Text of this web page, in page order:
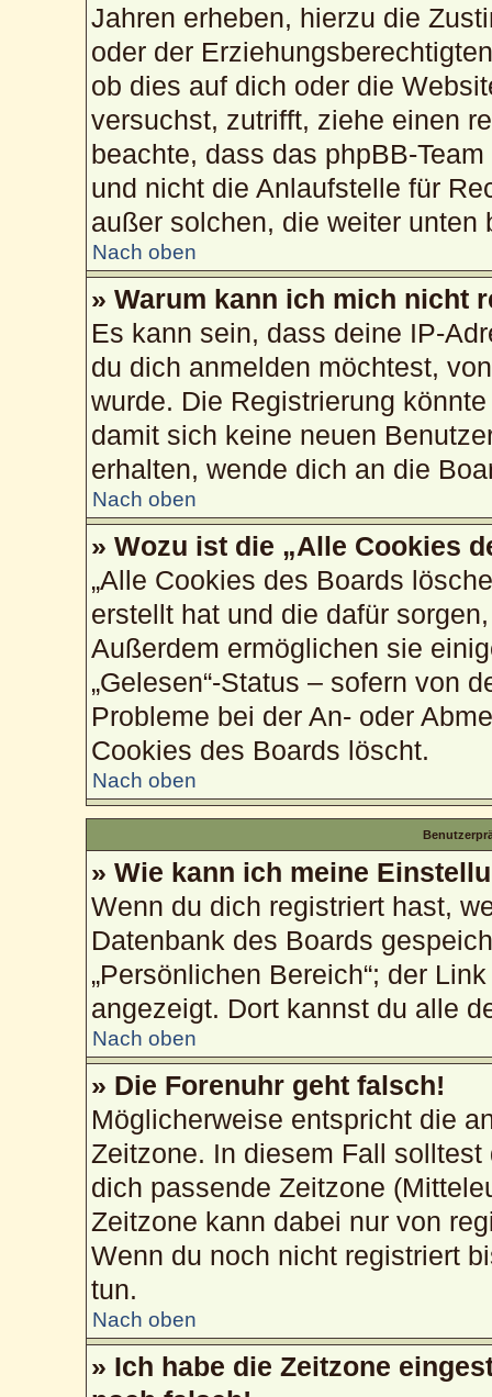
Jahren erheben, hierzu die
oder der
ob dies auf dich oder die
versuchst, zutrifft, ziehe einen
beachte, dass das phpBB-
und nicht die Anlaufstelle für
außer solchen, die weiter unten
Nach oben
» Warum kann ich mich nicht
Es kann sein, dass deine IP-
du dich anmelden möchtest,
wurde. Die Registrierung
damit sich keine neuen
erhalten, wende dich an die
Nach oben
» Wozu ist die „Alle Cookies
„Alle Cookies des Boards
erstellt hat und die dafür
Außerdem ermöglichen sie
„Gelesen“-Status – sofern von
Probleme bei der An- oder
Cookies des Boards löscht.
Nach oben
» Wie kann ich meine
Wenn du dich registriert hast,
Datenbank des Boards
„Persönlichen Bereich“; der
angezeigt. Dort kannst du alle
Nach oben
» Die Forenuhr geht falsch!
Möglicherweise entspricht die
Zeitzone. In diesem Fall solltest
dich passende Zeitzone
Zeitzone kann dabei nur von
Wenn du noch nicht registriert
tun.
Nach oben
» Ich habe die Zeitzone